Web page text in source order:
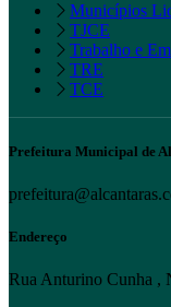
Municípios
TJCE
Trabalho e
TRE
TCE
Prefeitura Municipal de
Endereço
Rua Anturino Cunha ,